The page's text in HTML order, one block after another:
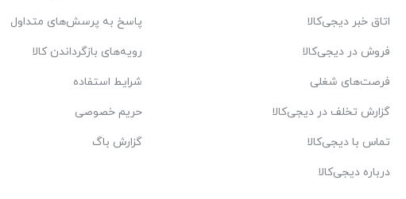
اتاق خبر دیجی‌کالا
فروش در دیجی‌کالا
فرصت‌های شغلی
گزارش تخلف در دیجی‌کالا
تماس با دیجی‌کالا
درباره دیجی‌کالا
پاسخ به پرسش‌های متداول
رویه‌های بازگرداندن کالا
شرایط استفاده
حریم خصوصی
گزارش باگ